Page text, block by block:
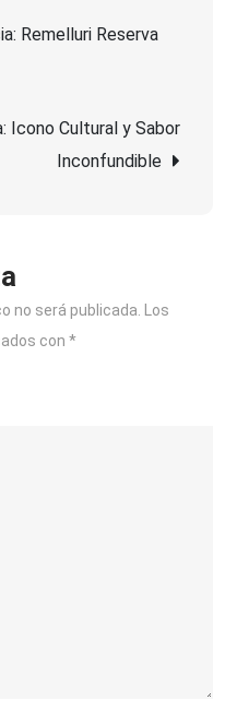
Único
Cerveza
en
Remelluri Reserva
Icono Cultural y Sabor
Inconfundible
no será publicada.
Los
con*